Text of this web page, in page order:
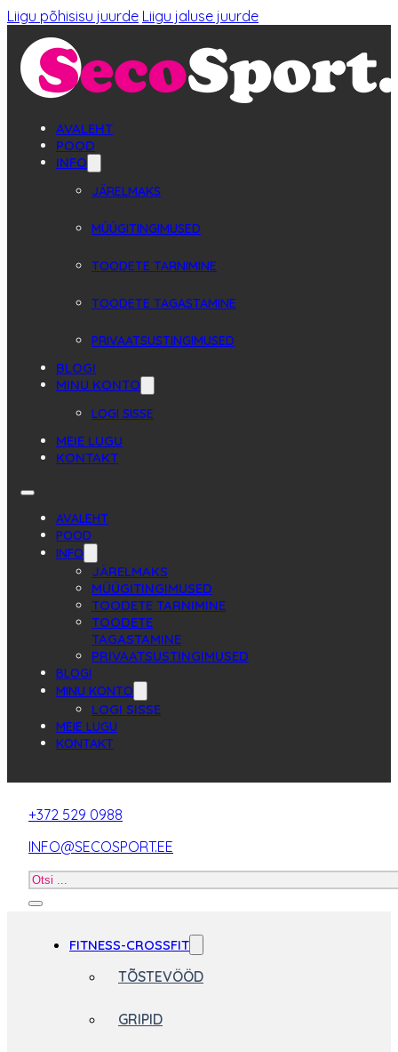
Liigu põhisisu juurde Liigu jaluse juurde
AVALEHT
POOD
INFO
JÄRELMAKS
MÜÜGITINGIMUSED
TOODETE TARNIMINE
TOODETE TAGASTAMINE
PRIVAATSUSTINGIMUSED
BLOGI
MINU KONTO
LOGI SISSE
MEIE LUGU
KONTAKT
AVALEHT
POOD
INFO
JÄRELMAKS
MÜÜGITINGIMUSED
TOODETE TARNIMINE
TOODETE
TAGASTAMINE
PRIVAATSUSTINGIMUSED
BLOGI
MINU KONTO
LOGI SISSE
MEIE LUGU
KONTAKT
+372 529 0988
INFO@SECOSPORT.EE
Otsi
FITNESS-CROSSFIT
TÕSTEVÖÖD
GRIPID